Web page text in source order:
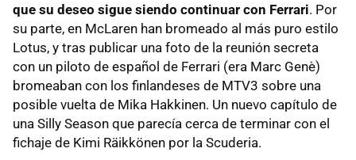
que su deseo sigue siendo continuar con Ferrari. Por
su parte, en McLaren han bromeado al más puro estilo
Lotus, y tras publicar una foto de la reunión secreta
con un piloto de español de Ferrari (era Marc Genè)
bromeaban con los finlandeses de MTV3 sobre una
posible vuelta de Mika Hakkinen. Un nuevo capítulo de
una Silly Season que parecía cerca de terminar con el
fichaje de Kimi Räikkönen por la Scuderia.